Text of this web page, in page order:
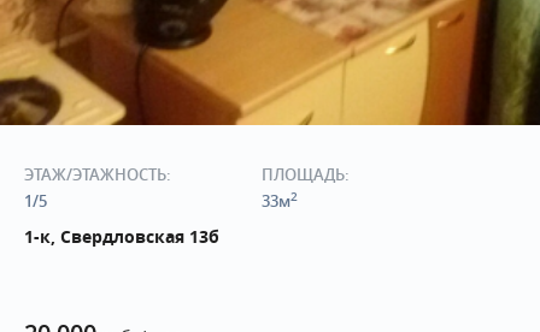
1-к, Свердловская 13б
ЭТАЖ/ЭТАЖНОСТЬ:
1/5
ПЛОЩАДЬ:
33м2